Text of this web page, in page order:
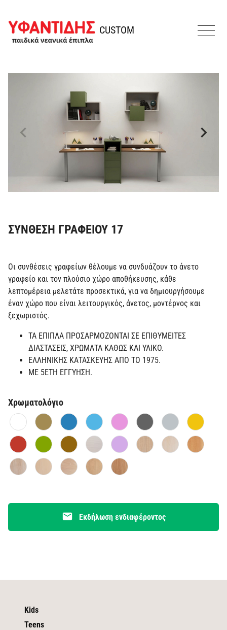
ΣΥΝΘΕΣΗ ΓΡΑΦΕΙΟΥ 17
Οι συνθέσεις γραφείων θέλουμε να συνδυάζουν το άνετο
γραφείο και τον πλούσιο χώρο αποθήκευσης, κάθε
λεπτομέρεια μελετάτε προσεκτικά, για να δημιουργήσουμε
έναν χώρο που είναι λειτουργικός, άνετος, μοντέρνος και
ξεχωριστός.
ΤΑ ΕΠΙΠΛΑ ΠΡΟΣΑΡΜΟΖΟΝΤΑΙ ΣΕ ΕΠΙΘΥΜΕΙΤΕΣ
ΔΙΑΣΤΑΣΕΙΣ, ΧΡΩΜΑΤΑ ΚΑΘΩΣ ΚΑΙ ΥΛΙΚΟ.
ΕΛΛΗΝΙΚΗΣ ΚΑΤΑΣΚΕΥΗΣ ΑΠΟ ΤΟ 1975.
ΜΕ 5ΕΤΗ ΕΓΓΥΗΣΗ.
Χρωματολόγιο
email Εκδήλωση ενδιαφέροντος
Kids
Teens
CUSTOM
MENU